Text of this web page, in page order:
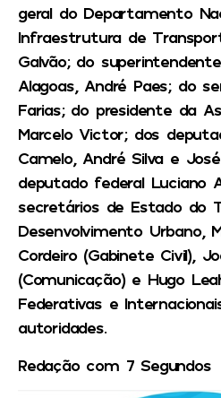
geral do Departamento
Infraestrutura de
Galvão; do
Alagoas, André Paes; do
Farias; do presidente da
Marcelo Victor; dos
Camelo, André Silva e
deputado federal Luciano
secretários de Estado do
Desenvolvimento Urbano,
Cordeiro (Gabinete Civil),
(Comunicação) e Hugo
Federativas e
autoridades.
Redação com 7 Segundos